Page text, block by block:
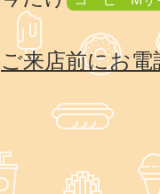
ご来店前にお